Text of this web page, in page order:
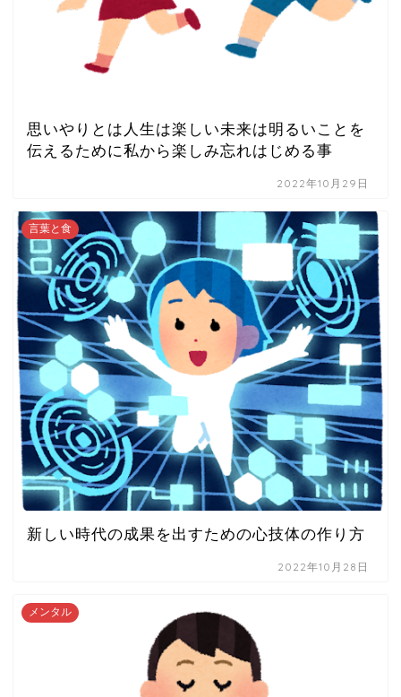
思いやりとは人生は楽しい未来は明るいことを
伝えるために私から楽しみ忘れはじめる事
2022年10月29日
言葉と食
新しい時代の成果を出すための心技体の作り方
2022年10月28日
メンタル